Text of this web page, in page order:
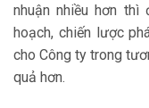
nhuận nhiều hơn
hoạch, chiến lược
cho Công ty trong
quả hơn.